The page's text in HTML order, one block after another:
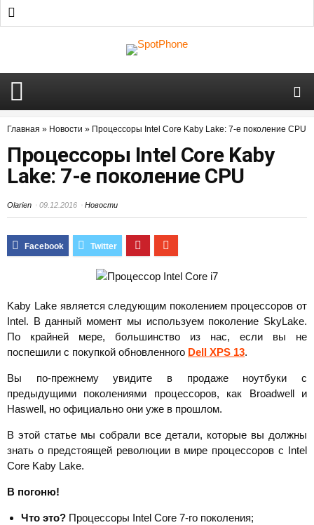
Главная » Новости » Процессоры Intel Core Kaby Lake: 7-е поколение CPU
Процессоры Intel Core Kaby
Lake: 7-е поколение CPU
Olarien 09.12.2016 Новости
Kaby Lake является следующим поколением процессоров от
Intel. В данный момент мы используем поколение SkyLake.
По крайней мере, большинство из нас, если вы не
поспешили с покупкой обновленного Dell XPS 13.
Вы по-прежнему увидите в продаже ноутбуки с
предыдущими поколениями процессоров, как Broadwell и
Haswell, но официально они уже в прошлом.
В этой статье мы собрали все детали, которые вы должны
знать о предстоящей революции в мире процессоров с Intel
Core Kaby Lake.
В погоню!
Что это? Процессоры Intel Core 7-го поколения;